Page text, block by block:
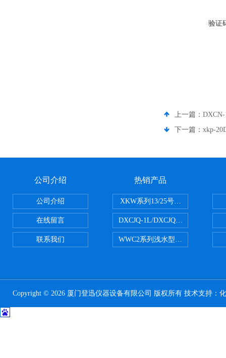
验证
上一篇：
下一篇： xkp-
公司介绍
公司介绍
在线留言
联系我们
热销产品
XKW系列13/25号浮游生物网
DXCJQ-1L/DXCJQ-2L单联浮游
WWC2系列浅水型浮游生物网 浅
Copyright © 2026 厦门登迅仪器设备有限公司 版权所有 技术支持：